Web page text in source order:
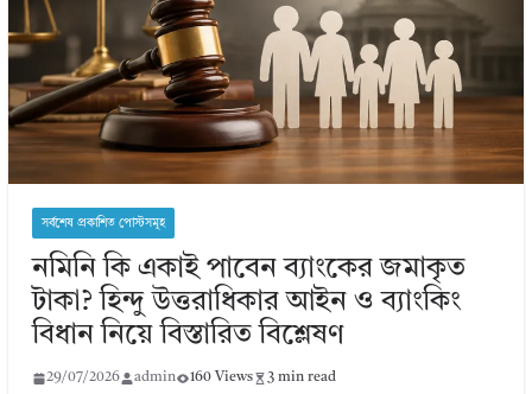
সর্বশেষ প্রকাশিত পোস্টসমূহ
নমিনি কি একাই পাবেন ব্যাংকের জমাকৃত
টাকা? হিন্দু উত্তরাধিকার আইন ও ব্যাংকিং
বিধান নিয়ে বিস্তারিত বিশ্লেষণ
29/07/2026 admin 160 Views 3 min read